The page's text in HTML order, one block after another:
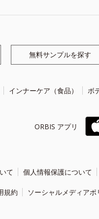
無料サンプルを探す
インナーケア（食品） ボ
ORBIS アプリ
て 個人情報保護について
規約 ソーシャルメディアポ